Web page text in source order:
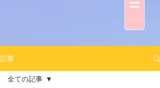
記事
全ての記事